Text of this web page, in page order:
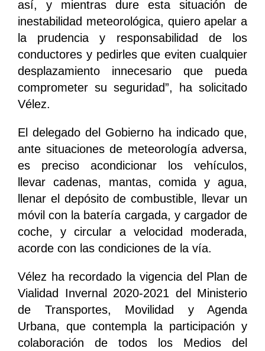
así, y mientras dure esta situación de
inestabilidad meteorológica, quiero apelar a
la prudencia y responsabilidad de los
conductores y pedirles que eviten cualquier
desplazamiento innecesario que pueda
comprometer su seguridad”, ha solicitado
Vélez.
El delegado del Gobierno ha indicado que,
ante situaciones de meteorología adversa,
es preciso acondicionar los vehículos,
llevar cadenas, mantas, comida y agua,
llenar el depósito de combustible, llevar un
móvil con la batería cargada, y cargador de
coche, y circular a velocidad moderada,
acorde con las condiciones de la vía.
Vélez ha recordado la vigencia del Plan de
Vialidad Invernal 2020-2021 del Ministerio
de Transportes, Movilidad y Agenda
Urbana, que contempla la participación y
colaboración de todos los Medios del